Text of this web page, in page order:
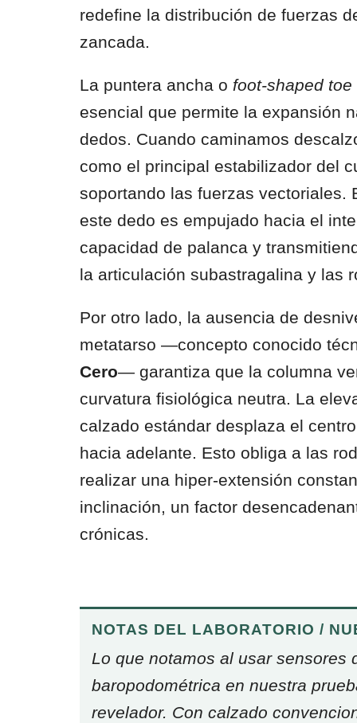
redefine la distribución de fuerzas
zancada.
La puntera ancha o foot-shaped toe
esencial que permite la expansión
dedos. Cuando caminamos
como el principal estabilizador del
soportando las fuerzas vectoriales.
este dedo es empujado hacia el
capacidad de palanca y
la articulación subastragalina y las
Por otro lado, la ausencia de
metatarso —concepto conocido
Cero— garantiza que la columna
curvatura fisiológica neutra. La
calzado estándar desplaza el
hacia adelante. Esto obliga a las
realizar una hiper-extensión
inclinación, un factor
crónicas.
NOTAS DEL LABORATORIO /
Lo que notamos al usar sensores
baropodométrica en nuestra
revelador. Con calzado